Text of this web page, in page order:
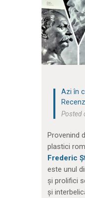
Azi în
Posted
Provenind
plastici
Frederic
este unul
și prolifici
și